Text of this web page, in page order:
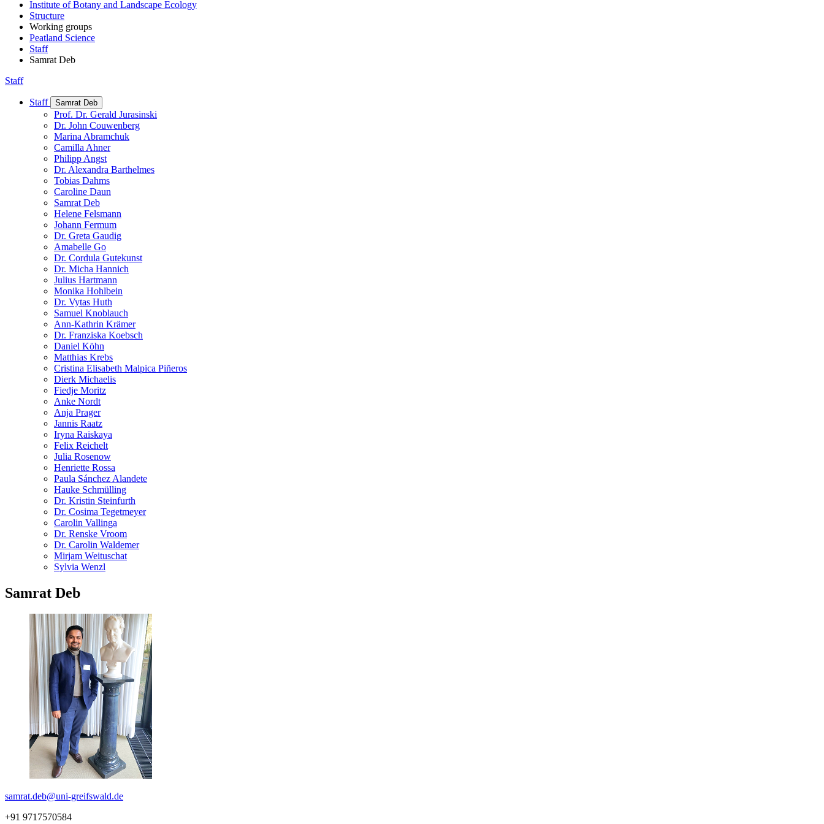
Institute of Botany and Landscape Ecology
Structure
Working groups
Peatland Science
Staff
Samrat Deb
Staff
Staff Samrat Deb
Prof. Dr. Gerald Jurasinski
Dr. John Couwenberg
Marina Abramchuk
Camilla Ahner
Philipp Angst
Dr. Alexandra Barthelmes
Tobias Dahms
Caroline Daun
Samrat Deb
Helene Felsmann
Johann Fermum
Dr. Greta Gaudig
Amabelle Go
Dr. Cordula Gutekunst
Dr. Micha Hannich
Julius Hartmann
Monika Hohlbein
Dr. Vytas Huth
Samuel Knoblauch
Ann-Kathrin Krämer
Dr. Franziska Koebsch
Daniel Köhn
Matthias Krebs
Cristina Elisabeth Malpica Piñeros
Dierk Michaelis
Fiedje Moritz
Anke Nordt
Anja Prager
Jannis Raatz
Iryna Raiskaya
Felix Reichelt
Julia Rosenow
Henriette Rossa
Paula Sánchez Alandete
Hauke Schmülling
Dr. Kristin Steinfurth
Dr. Cosima Tegetmeyer
Carolin Vallinga
Dr. Renske Vroom
Dr. Carolin Waldemer
Mirjam Weituschat
Sylvia Wenzl
Samrat Deb
samrat.deb@uni-greifswald.de
+91 9717570584